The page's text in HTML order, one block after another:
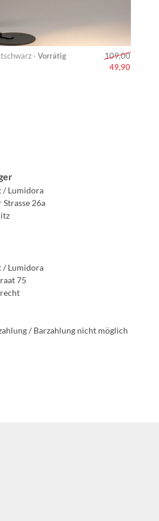
· Vorrätig
109,00
49,90
/ Lumidora
26a
/ Lumidora
75
/ Barzahlung nicht möglich